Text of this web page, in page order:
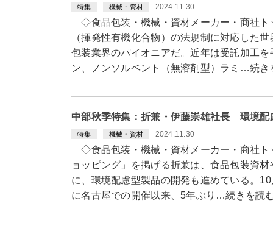
特集 機械・資材 2024.11.30
◇食品包装・機械・資材メーカー・商社
（揮発性有機化合物）の法規制に対応した
包装業界のパイオニアだ。近年は受託加工
ン、ノンソルベント（無溶剤型）ラミ…続き
中部秋季特集：折兼・伊藤崇雄社長 環境配
特集 機械・資材 2024.11.30
◇食品包装・機械・資材メーカー・商社
ョッピング」を掲げる折兼は、食品包装資
に、環境配慮型製品の開発も進めている。
に名古屋での開催以来、5年ぶり…続きを読